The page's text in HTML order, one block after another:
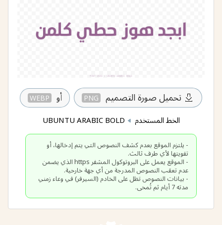
تحميل صورة التصميم PNG أو WEBP
الخط المستخدم UBUNTU ARABIC BOLD
- يلتزم الموقع بعدم كشف النصوص التي يتم إدخالها، أو
- الموقع يعمل على البروتوكول المشفر https الذي يضمن
- بيانات النصوص تظل على الخادم (السيرفر) في وعاء زمني
مدته 7 أيام ثم تُمحى.